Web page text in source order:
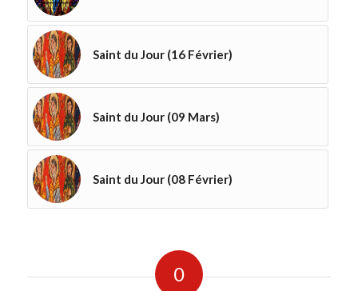
Saint du Jour (16 Février)
Saint du Jour (09 Mars)
Saint du Jour (08 Février)
0